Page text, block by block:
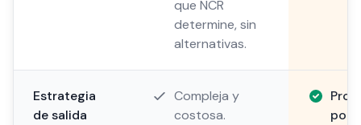
que NCR
determine, sin
alternativas.
Estrategia
de salida
Compleja y
costosa.